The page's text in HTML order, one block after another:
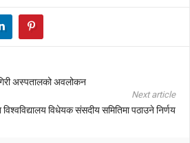
अस्पतालको अवलोकन
Next article
विश्वविद्यालय विधेयक संसदीय समितिमा पठाउने निर्णय